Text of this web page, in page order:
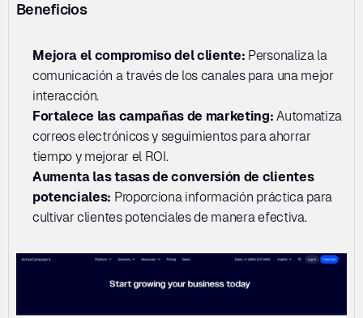
Beneficios
Mejora el compromiso del cliente: Personaliza la
comunicación a través de los canales para una mejor
interacción.
Fortalece las campañas de marketing: Automatiza
correos electrónicos y seguimientos para ahorrar
tiempo y mejorar el ROI.
Aumenta las tasas de conversión de clientes
potenciales: Proporciona información práctica para
cultivar clientes potenciales de manera efectiva.